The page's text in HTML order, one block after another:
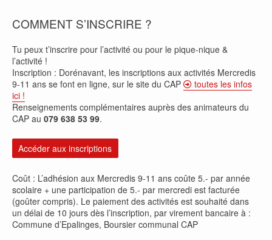
COMMENT S’INSCRIRE ?
Tu peux t’inscrire pour l’activité ou pour le pique-nique &
l’activité !
Inscription : Dorénavant, les inscriptions aux activités Mercredis
9-11 ans se font en ligne, sur le site du CAP
toutes les infos
ici !
Renseignements complémentaires auprès des animateurs du
CAP au 079 638 53 99.
Accéder aux inscriptions
Coût : L’adhésion aux Mercredis 9-11 ans coûte 5.- par année
scolaire + une participation de 5.- par mercredi est facturée
(goûter compris). Le paiement des activités est souhaité dans
un délai de 10 jours dès l’inscription, par virement bancaire à :
Commune d’Epalinges, Boursier communal CAP